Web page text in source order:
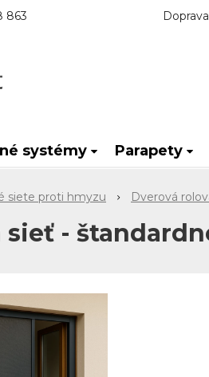
863
systémy Parapety
siete proti hmyzu Dverová
sieť -